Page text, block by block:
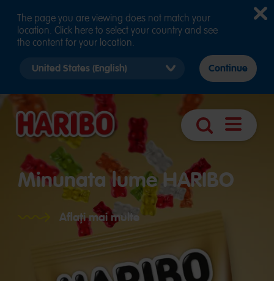
Căutare
Minunata lume HARIBO
Aflați mai multe
The page you are viewing does not match your
location. Click here to select your country and see
the content for your location.
country
Continue